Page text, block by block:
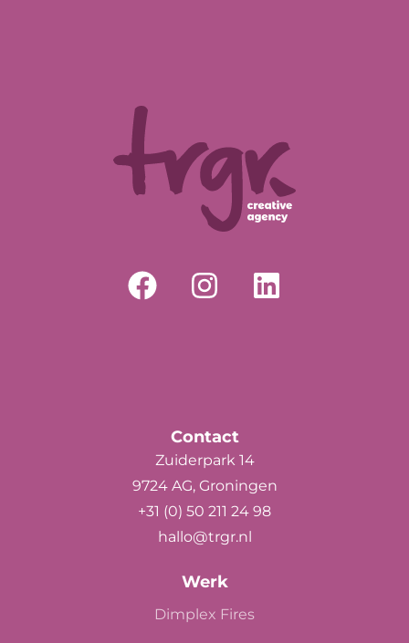
Contact
Zuiderpark 14
9724 AG, Groningen
+31 (0) 50 211 24 98
hallo@trgr.nl
Werk
Dimplex Fires